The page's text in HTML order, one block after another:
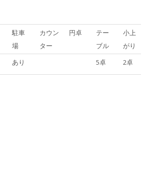
駐車
場
カウン
ター
円卓
テー
ブル
小上
がり
あり 5卓 2卓